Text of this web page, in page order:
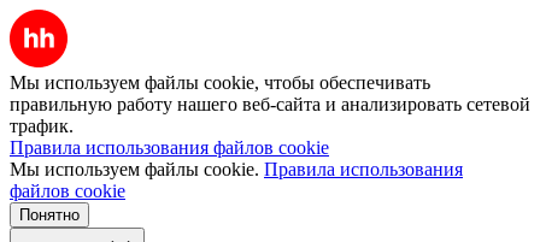
Мы используем файлы cookie, чтобы обеспечивать
правильную работу нашего веб-сайта и анализировать сетевой
трафик.
Правила использования файлов cookie
Мы используем файлы cookie. Правила использования
файлов cookie
Понятно